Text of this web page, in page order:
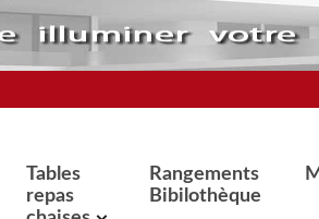
Tables
repas
Rangements
Bibilothèque